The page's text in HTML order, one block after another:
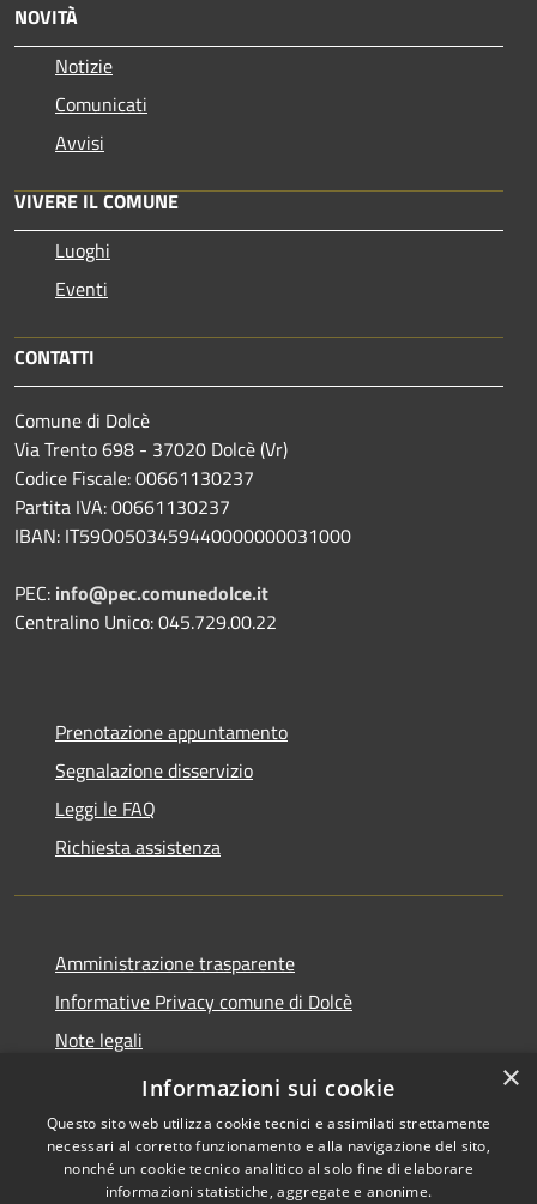
NOVITÀ
Notizie
Comunicati
Avvisi
VIVERE IL COMUNE
Luoghi
Eventi
CONTATTI
Comune di Dolcè
Via Trento 698 - 37020 Dolcè (Vr)
Codice Fiscale: 00661130237
Partita IVA: 00661130237
IBAN: IT59O0503459440000000031000
PEC: info@pec.comunedolce.it
Centralino Unico: 045.729.00.22
Prenotazione appuntamento
Segnalazione disservizio
Leggi le FAQ
Richiesta assistenza
Amministrazione trasparente
Informative Privacy comune di Dolcè
Note legali
Dichiarazione di accessibilità
Copyright © 2026 • Comune di
×
Informazioni sui cookie
Questo sito web utilizza cookie tecnici e assimilati strettamente
necessari al corretto funzionamento e alla navigazione del sito,
nonché un cookie tecnico analitico al solo fine di elaborare
informazioni statistiche, aggregate e anonime.